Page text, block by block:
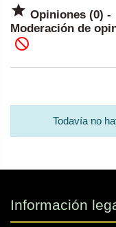
 Opiniones (0) -
Moderación de

Todavía no
Información